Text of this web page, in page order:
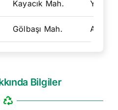
Kayacık Mah.
Gölbaşı Mah. Ahmet
Bilgiler